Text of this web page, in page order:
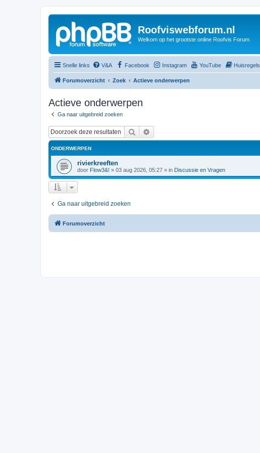
Roofviswebforum.nl
Welkom op het grootste online Roofvis Forum.
Snelle links V&A Facebook Instagram YouTube Huisregels
Forumoverzicht Zoek Actieve onderwerpen
Actieve onderwerpen
Ga naar uitgebreid zoeken
Zoek
ONDERWERPEN
rivierkreeften
door Flow3&! » 03 aug 2026, 05:27 » in Discussie en Vragen
Ga naar uitgebreid zoeken
Forumoverzicht